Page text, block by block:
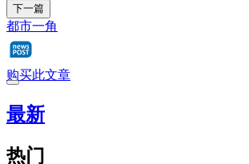
下一篇
都市一角
购买此文章
最新
热门